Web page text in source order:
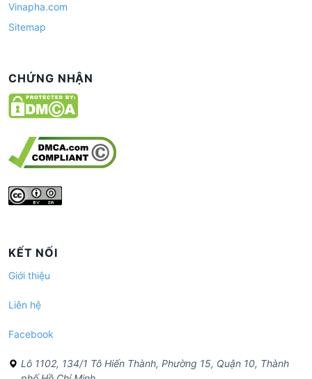
Vinapha.com
Sitemap
CHỨNG NHẬN
KẾT NỐI
Giới thiệu
Liên hệ
Facebook
Lô 1102, 134/1 Tô Hiến Thành, Phường 15, Quận 10, Thành